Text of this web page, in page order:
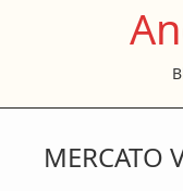
p
o
p
o
p
o
MERCATO